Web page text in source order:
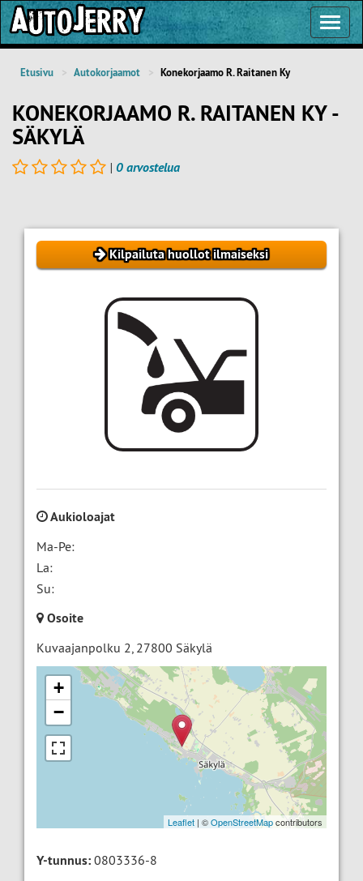
Etusivu Autokorjaamot Konekorjaamo R. Raitanen Ky
KONEKORJAAMO R. RAITANEN KY -
SÄKYLÄ
| 0 arvostelua
Kilpailuta huollot ilmaiseksi
Aukioloajat
Ma-Pe:
La:
Su:
Osoite
Kuvaajanpolku 2, 27800 Säkylä
+
−
Leaflet | ©OpenStreetMapcontributors
Y-tunnus: 0803336-8